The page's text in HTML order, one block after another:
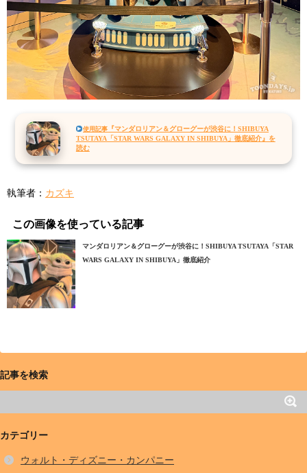
使用記事 『マンダロリアン＆グローグーが渋谷に！SHIBUYA
TSUTAYA「STAR WARS GALAXY IN SHIBUYA」徹底紹介』を
読む
執筆者： カズキ
この画像を使っている記事
マンダロリアン＆グローグーが渋谷に！SHIBUYA TSUTAYA「STAR
WARS GALAXY IN SHIBUYA」徹底紹介
記事を検索
カテゴリー
ウォルト・ディズニー・カンパニー